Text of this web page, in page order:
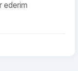
ederim